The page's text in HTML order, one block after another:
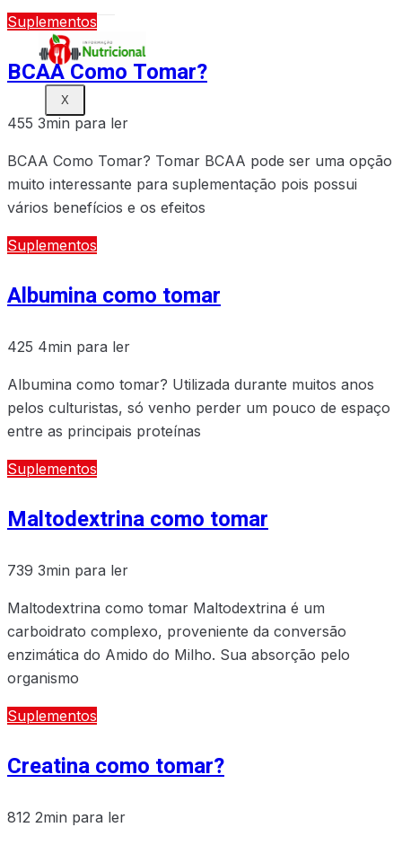
X
Suplementos
BCAA Como Tomar?
455 3min para ler
BCAA Como Tomar? Tomar BCAA pode ser uma opção
muito interessante para suplementação pois possui
vários benefícios e os efeitos
Suplementos
Albumina como tomar
425 4min para ler
Albumina como tomar? Utilizada durante muitos anos
pelos culturistas, só venho perder um pouco de espaço
entre as principais proteínas
Suplementos
Maltodextrina como tomar
739 3min para ler
Maltodextrina como tomar Maltodextrina é um
carboidrato complexo, proveniente da conversão
enzimática do Amido do Milho. Sua absorção pelo
organismo
Suplementos
Creatina como tomar?
812 2min para ler